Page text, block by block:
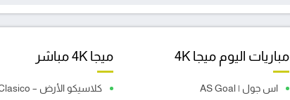
مباريات اليوم ميجا 4K
اس جول | AS Goal
ميجا 4K مباشر
كلاسيكو الأرض – El Clasico